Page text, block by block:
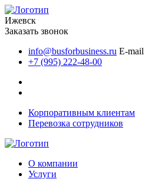
Ижевск
Заказать звонок
info@busforbusiness.ru E-mail
+7 (995) 222-48-00
Корпоративным клиентам
Перевозка сотрудников
О компании
Услуги